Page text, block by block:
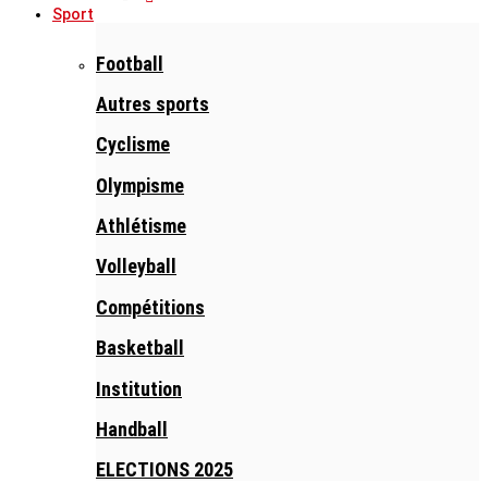
Sport
Football
Autres sports
Cyclisme
Olympisme
Athlétisme
Volleyball
Compétitions
Basketball
Institution
Handball
ELECTIONS 2025